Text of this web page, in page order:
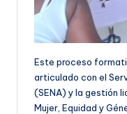
Este proceso
articulado con el
(SENA) y la gestión
Mujer, Equidad y